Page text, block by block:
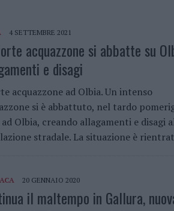
4 SETTEMBRE 2021
acquazzone si abbatte su
e disagi
acquazzone ad Olbia. Un intenso
si è abbattuto, nel tardo
Olbia, creando allagamenti e disagi
stradale. La situazione è
20 GENNAIO 2020
il maltempo in Gallura,